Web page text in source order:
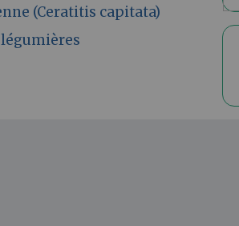
(Ceratitis capitata)